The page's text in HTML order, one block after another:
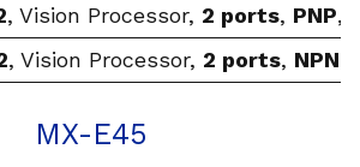
, Vision Processor, 2 ports, PNP,
, Vision Processor, 2 ports, NPN
MX-E45